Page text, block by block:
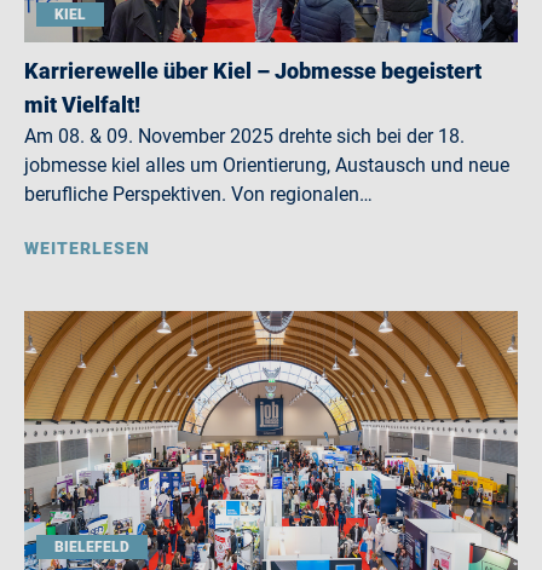
KIEL
Karrierewelle über Kiel – Jobmesse begeistert
mit Vielfalt!
Am 08. & 09. November 2025 drehte sich bei der 18.
jobmesse kiel alles um Orientierung, Austausch und neue
berufliche Perspektiven. Von regionalen…
WEITERLESEN
BIELEFELD